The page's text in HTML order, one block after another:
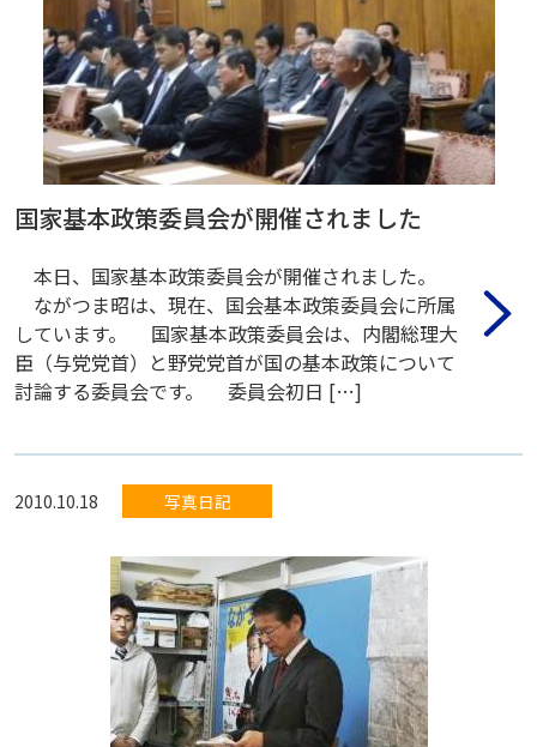
国家基本政策委員会が開催されました
本日、国家基本政策委員会が開催されました。
ながつま昭は、現在、国会基本政策委員会に所属
しています。 国家基本政策委員会は、内閣総理大
臣（与党党首）と野党党首が国の基本政策について
討論する委員会です。 委員会初日 […]
2010.10.18 写真日記